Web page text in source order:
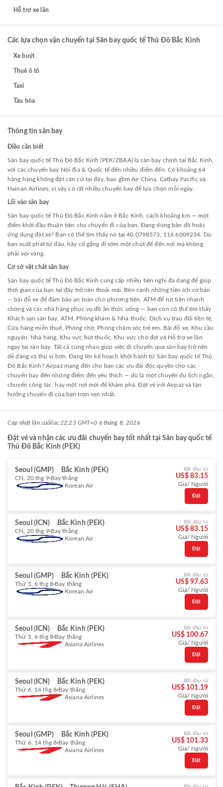
Hỗ trợ xe lăn
Các lựa chọn vận chuyển tại Sân bay quốc tế Thủ Đô Bắc Kinh
Xe buýt
Thuê ô tô
Taxi
Tàu hỏa
Thông tin sân bay
Điều cần biết
Sân bay quốc tế Thủ Đô Bắc Kinh (PEK/ZBAA) là sân bay chính tại Bắc Kinh,
với các chuyến bay Nội địa & Quốc tế đến nhiều điểm đến. Có khoảng 64
hãng hàng không đặt căn cứ tại đây, bao gồm Air China, Cathay Pacific và
Hainan Airlines, vì vậy có rất nhiều chuyến bay để lựa chọn mỗi ngày.
Lối vào sân bay
Sân bay quốc tế Thủ Đô Bắc Kinh nằm ở Bắc Kinh, cách khoảng km — một
điểm khởi đầu thuận tiện cho chuyến đi của bạn. Đang dùng bản đồ hoặc
ứng dụng đặt xe? Bạn có thể tìm thấy nó tại 40.0798573, 116.6009234. Dù
bạn xuất phát từ đâu, hãy cố gắng đi sớm một chút để đến nơi mà không
phải vội vàng.
Cơ sở vật chất sân bay
Sân bay quốc tế Thủ Đô Bắc Kinh cung cấp nhiều tiện nghi đa dạng để giúp
thời gian của bạn tại đây trở nên thoải mái. Bên cạnh những tiện ích cơ bản
— bãi đỗ xe để đảm bảo an toàn cho phương tiện, ATM để rút tiền nhanh
chóng và các nhà hàng phục vụ đồ ăn thức uống — bạn còn có thể tìm thấy
Khách sạn sân bay, ATM, Phòng khám & Nhà thuốc, Dịch vụ trao đổi tiền tệ,
Cửa hàng miễn thuế, Phòng chờ, Phòng chăm sóc trẻ em, Bãi đỗ xe, Khu cầu
nguyện, Nhà hàng, Khu vực hút thuốc, Khu vực chờ đợi và Hỗ trợ xe lăn
ngay tại sân bay. Tất cả cùng nhau giúp việc di chuyển qua sân bay trở nên
dễ dàng và thú vị hơn. Đang lên kế hoạch khởi hành từ Sân bay quốc tế Thủ
Đô Bắc Kinh? Airpaz mang đến cho bạn các ưu đãi độc quyền cho các
chuyến bay đến những điểm đến yêu thích — dù là một chuyến du lịch ngắn,
chuyến công tác, hay một nơi mới để khám phá. Đặt vé với Airpaz và tận
hưởng chuyến đi của bạn trọn vẹn nhất.
Cập nhật lần cuốilúc 22:23 GMT+0 6 tháng 8, 2026
Đặt vé và nhận các ưu đãi chuyến bay tốt nhất tại Sân bay quốc tế
Thủ Đô Bắc Kinh (PEK)
Seoul (GMP) Bắc Kinh (PEK)
CN, 20 thg 9 Bay thẳng
Korean Air
Bắt đầu từ
US$ 83.15
Giá/ Người
Đặt
Seoul (ICN) Bắc Kinh (PEK)
CN, 20 thg 9 Bay thẳng
Korean Air
Bắt đầu từ
US$ 83.15
Giá/ Người
Đặt
Seoul (GMP) Bắc Kinh (PEK)
Thứ 5, 6 thg 8 Bay thẳng
Korean Air
Bắt đầu từ
US$ 97.63
Giá/ Người
Đặt
Seoul (ICN) Bắc Kinh (PEK)
Thứ 5, 6 thg 8 Bay thẳng
Asiana Airlines
Bắt đầu từ
US$ 100.67
Giá/ Người
Đặt
Seoul (ICN) Bắc Kinh (PEK)
Thứ 6, 14 thg 8 Bay thẳng
Asiana Airlines
Bắt đầu từ
US$ 101.19
Giá/ Người
Đặt
Seoul (GMP) Bắc Kinh (PEK)
Thứ 6, 14 thg 8 Bay thẳng
Asiana Airlines
Bắt đầu từ
US$ 101.33
Giá/ Người
Đặt